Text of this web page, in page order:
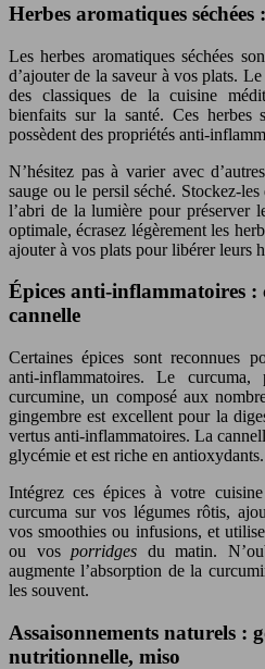
Herbes aromatiques
Les herbes aromatiques séchées
d’ajouter de la saveur à vos plats.
des classiques de la cuisine
bienfaits sur la santé. Ces herbes
possèdent des propriétés anti-
N’hésitez pas à varier avec
sauge ou le persil séché. Stockez-
l’abri de la lumière pour préserver
optimale, écrasez légèrement les
ajouter à vos plats pour libérer leurs
Épices anti-inflammatoires :
cannelle
Certaines épices sont reconnues
anti-inflammatoires. Le
curcumine, un composé aux
gingembre est excellent pour la
vertus anti-inflammatoires. La
glycémie et est riche en antioxydants.
Intégrez ces épices à votre
curcuma sur vos légumes rôtis,
vos smoothies ou infusions, et
ou vos porridges du matin.
augmente l’absorption de la
les souvent.
Assaisonnements naturels :
nutritionnelle, miso